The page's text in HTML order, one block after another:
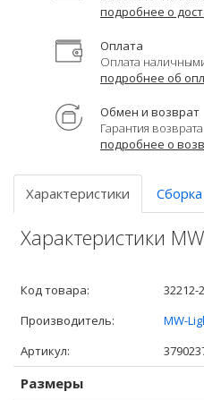
подробнее о
Оплата
Оплата
подробнее об
Обмен и возврат
Гарантия
подробнее о
Характеристики
Характеристики
Код товара:
32212-
Производитель:
MW-
Артикул:
Размеры